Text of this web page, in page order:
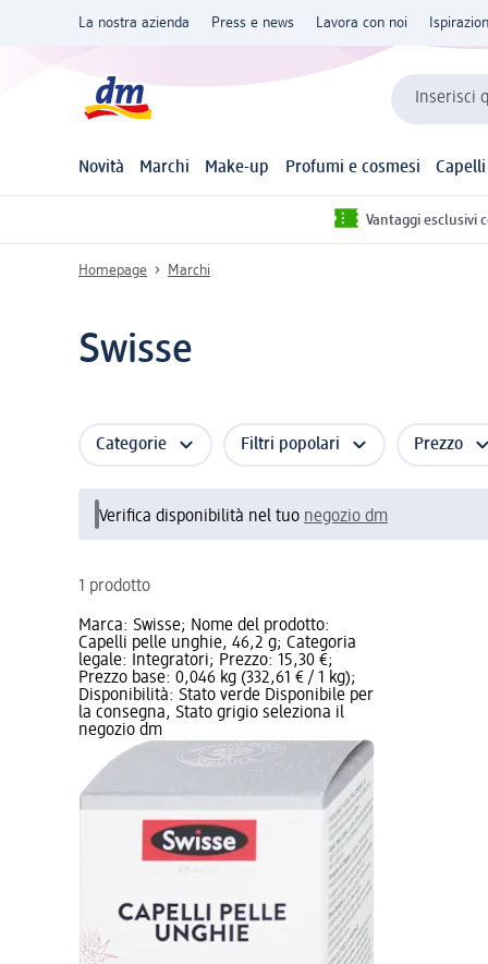
La nostra azienda Press e news Lavora con noi
Inserisci
Novità Marchi Make-up Profumi e cosmesi Capelli
Vantaggi esclusivi
Homepage Marchi
Swisse
Categorie Filtri popolari Prezzo
Verifica disponibilità nel tuo negozio dm
1 prodotto
Marca: Swisse; Nome del prodotto:
Capelli pelle unghie, 46,2 g; Categoria
legale: Integratori; Prezzo: 15,30 €;
Prezzo base: 0,046 kg (332,61 € / 1 kg);
Disponibilità: Stato verde Disponibile per
la consegna, Stato grigio seleziona il
negozio dm